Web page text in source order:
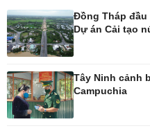
Tổ chức nhân sự
Quốc hội
Nhận diện sự thật
Đồng Tháp
Dự án Cải tạo
Tây Ninh cảnh
Campuchia